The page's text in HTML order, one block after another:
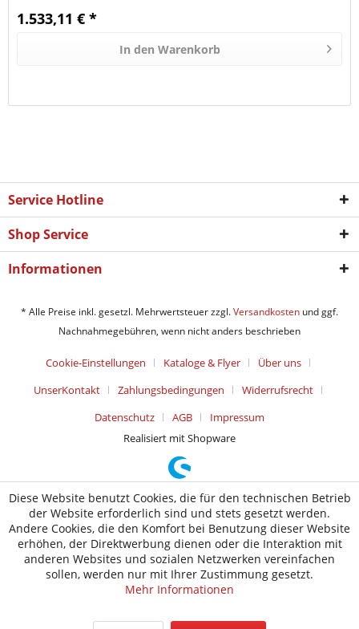
1.533,11 € *
In den Warenkorb
Service Hotline
Shop Service
Informationen
* Alle Preise inkl. gesetzl. Mehrwertsteuer zzgl.Versandkosten und ggf.
Nachnahmegebühren, wenn nicht anders beschrieben
Cookie-Einstellungen Kataloge & Flyer
Über uns
UnserKontakt
Zahlungsbedingungen
Widerrufsrecht
Datenschutz
AGB
Impressum
Realisiert mit Shopware
Diese Website benutzt Cookies, die für den technischen Betrieb
der Website erforderlich sind und stets gesetzt werden.
Andere Cookies, die den Komfort bei Benutzung dieser Website
erhöhen, der Direktwerbung dienen oder die Interaktion mit
anderen Websites und sozialen Netzwerken vereinfachen
sollen, werden nur mit Ihrer Zustimmung gesetzt.
Mehr Informationen